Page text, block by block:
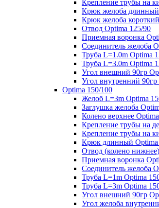
Крепление трубы на
Крюк желоба длинный
Крюк желоба
Отвод Optima 125/90
Приемная воронка
Соединитель желоба
Труба L=1.0m Optima
Труба L=3.0m Optima
Угол внешний 90гр
Угол внутренний
Optima 150/100
Желоб L=3m Optima
Заглушка желоба
Колено верхнее
Крепление трубы на
Крепление трубы на
Крюк длинный Optima
Отвод (колено
Приемная воронка
Соединитель желоба
Труба L=1m Optima
Труба L=3m Optima
Угол внешний 90гр
Угол желоба